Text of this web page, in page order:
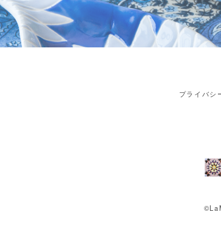
プライバシ